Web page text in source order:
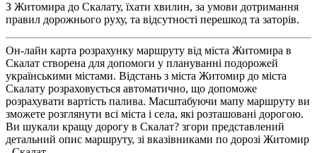
З Житомира до Скалату, їхати хвилин, за умови дотримання
правил дорожнього руху, та відсутності перешкод та заторів.
Он-лайн карта розрахунку маршруту від міста Житомира в
Скалат створена для допомоги у плануванні подорожей
українськими містами. Відстань з міста Житомир до міста
Скалату розраховується автоматично, що допоможе
розрахувати вартість палива. Масштабуючи мапу маршруту ви
зможете розглянути всі міста і села, які розташовані дорогою.
Ви шукали кращу дорогу в Скалат? згори представлений
детальний опис маршруту, зі вказівниками по дорозі Житомир